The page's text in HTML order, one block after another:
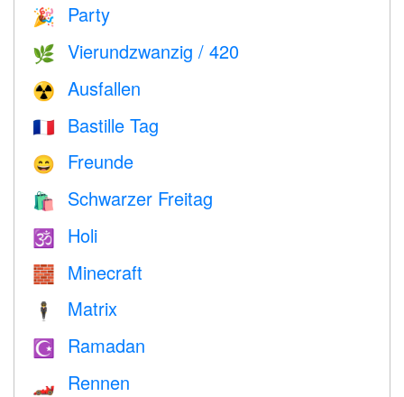
🎉 Party
🌿 Vierundzwanzig / 420
☢️ Ausfallen
🇫🇷 Bastille Tag
😄 Freunde
🛍 Schwarzer Freitag
🕉 Holi
🧱 Minecraft
🕴️ Matrix
☪️ Ramadan
🏎 Rennen